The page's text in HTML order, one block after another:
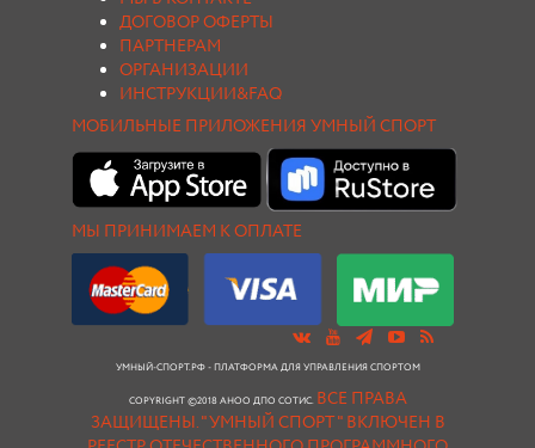
ДОГОВОР ОФЕРТЫ
ПАРТНЕРАМ
ОРГАНИЗАЦИИ
ИНСТРУКЦИИ&FAQ
МОБИЛЬНЫЕ ПРИЛОЖЕНИЯ УМНЫЙ СПОРТ
МЫ ПРИНИМАЕМ К ОПЛАТЕ
УМНЫЙ-СПОРТ.РФ - ПЛАТФОРМА ДЛЯ УПРАВЛЕНИЯ СПОРТОМ
COPYRIGHT ©2018 АНОО ДПО СОТИС. ВСЕ ПРАВА
ЗАЩИЩЕНЫ."УМНЫЙ СПОРТ " ВКЛЮЧЕН В